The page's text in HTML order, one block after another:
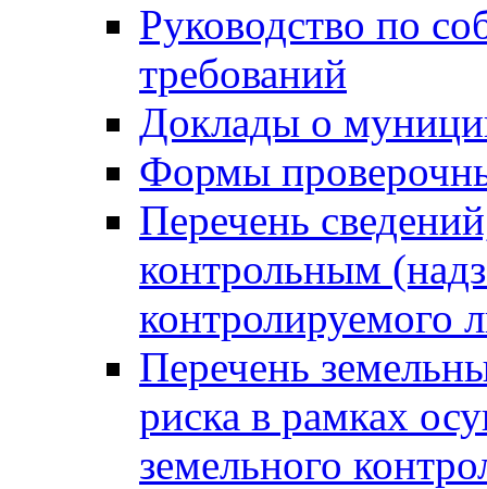
Руководство по
требований
Доклады о
Формы
Перечень
контрольным
контролируемого
Перечень
риска в рамках
земельного